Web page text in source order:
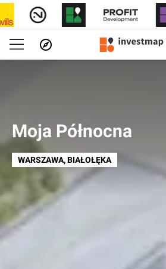
Moja Północna
WARSZAWA, BIAŁOŁĘKA